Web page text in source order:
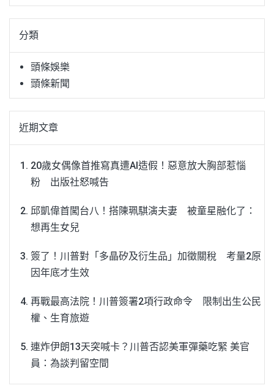
關
字:分類
頭條娛樂
頭條新聞
近期文章
20歲女偶像首推寫真遭AI造假！惡意放大胸部惹惱
粉 出版社怒喊告
邱凱偉首闖台八！搭陳珮騏演夫妻 被童星融化了：
想再生女兒
簽了！川普對「多晶矽及衍生品」加徵關稅 考量2原
因年底才生效
再戰最高法院！川普簽署2項行政命令 限制出生公民
權、生育旅遊
連炸伊朗13天突喊卡？川普否認美軍彈藥吃緊 美官
員：為談判留空間